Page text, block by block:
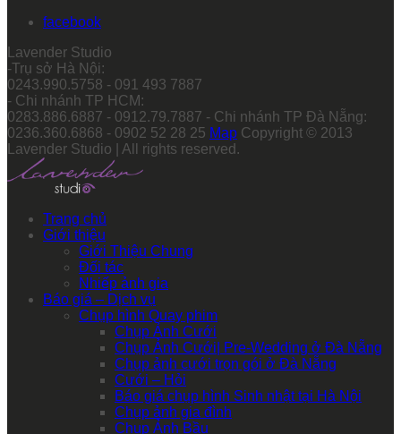
facebook
Lavender Studio
-Trụ sở Hà Nội:
0243.990.5758 - 091 493 7887
- Chi nhánh TP HCM:
0283.886.6887 - 0912.79.7887 - Chi nhánh TP Đà Nẵng:
0236.360.6868 - 0902 52 28 25 Map Copyright © 2013
Lavender Studio | All rights reserved.
Trang chủ
Giới thiệu
Giới Thiệu Chung
Đối tác
Nhiếp ảnh gia
Báo giá – Dịch vụ
Chụp hình Quay phim
Chụp Ảnh Cưới
Chụp Ảnh Cưới| Pre-Wedding ở Đà Nẵng
Chụp ảnh cưới trọn gói ở Đà Nẵng
Cưới – Hỏi
Báo giá chụp hình Sinh nhật tại Hà Nội
Chụp ảnh gia đình
Chụp Ảnh Bầu